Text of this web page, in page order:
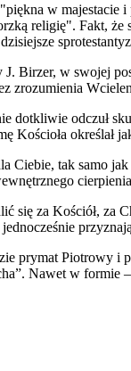
w
religię". Fakt, że
J. Birzer, w swojej
zrozumienia
dotkliwie odczuł
Kościoła
Ciebie, tak samo
się za Kościół, za
prymat Piotrowy i
Nawet w formie